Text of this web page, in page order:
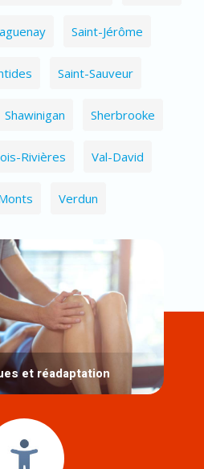
Saint-Jérôme
Saint-Sauveur
Shawinigan Sherbrooke
Rivières Val-David
Verdun
et réadaptation